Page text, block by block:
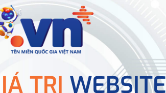
TRỊ WEBSITE